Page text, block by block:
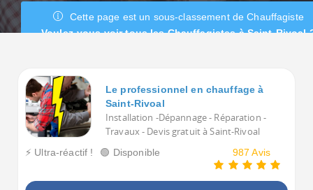
Cette page est un sous-classement de Chauffagiste
Voulez-vous voir tous les Chauffagistes à Saint-Rivoal
Le professionnel en chauffage à
Saint-Rivoal
Installation -Dépannage - Réparation -
Travaux - Devis gratuit à Saint-Rivoal
⚡ Ultra-réactif ! 🟢 Disponible 987 Avis